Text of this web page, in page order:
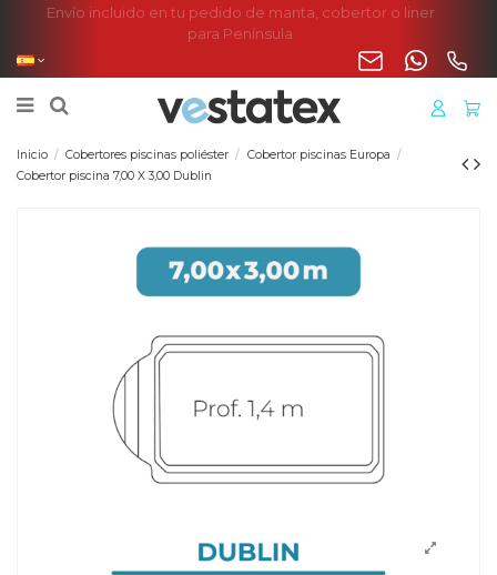
Envío incluido en tu pedido de manta, cobertor o liner
para Península
Inicio Cobertores piscinas poliéster
Cobertor piscinas Europa
Cobertor piscina 7,00 X 3,00 Dublin